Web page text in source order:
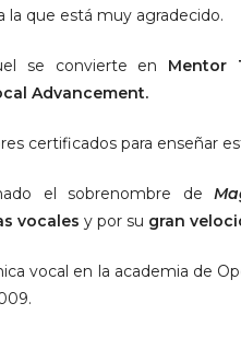
la que está muy agradecido.
se convierte en Mentor
Advancement.
certificados para enseñar
el sobrenombre de
vocales y por su gran
vocal en la academia de